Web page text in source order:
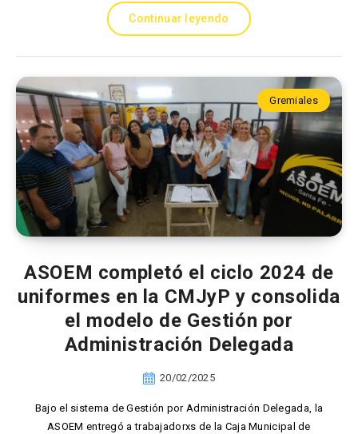
Continuar leyendo
Gremiales
ASOEM completó el ciclo 2024 de
uniformes en la CMJyP y consolida
el modelo de Gestión por
Administración Delegada
20/02/2025
Bajo el sistema de Gestión por Administración Delegada, la
ASOEM entregó a trabajadorxs de la Caja Municipal de